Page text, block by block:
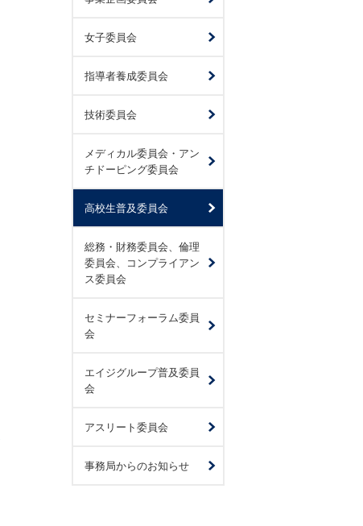
女子委員会
指導者養成委員会
技術委員会
メディカル委員会・アン
チドーピング委員会
高校生普及委員会
総務・財務委員会、倫理
委員会、コンプライアン
ス委員会
セミナーフォーラム委員
会
エイジグループ普及委員
会
アスリート委員会
事務局からのお知らせ